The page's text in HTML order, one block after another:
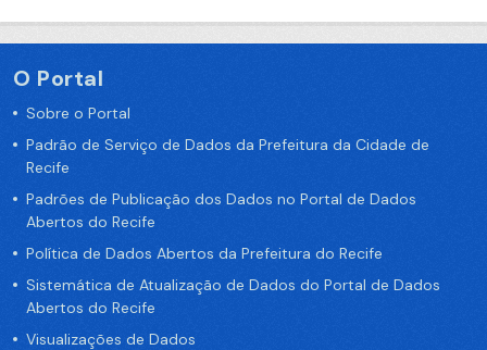
O Portal
Sobre o Portal
Padrão de Serviço de Dados da Prefeitura da Cidade de
Recife
Padrões de Publicação dos Dados no Portal de Dados
Abertos do Recife
Política de Dados Abertos da Prefeitura do Recife
Sistemática de Atualização de Dados do Portal de Dados
Abertos do Recife
Visualizações de Dados